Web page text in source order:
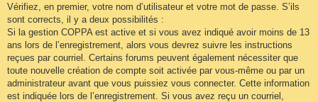
Vérifiez, en premier, votre nom d’utilisateur et votre mot de passe. S’ils
sont corrects, il y a deux possibilités :
Si la gestion COPPA est active et si vous avez indiqué avoir moins de 13
ans lors de l’enregistrement, alors vous devrez suivre les instructions
reçues par courriel. Certains forums peuvent également nécessiter que
toute nouvelle création de compte soit activée par vous-même ou par un
administrateur avant que vous puissiez vous connecter. Cette information
est indiquée lors de l’enregistrement. Si vous avez reçu un courriel,